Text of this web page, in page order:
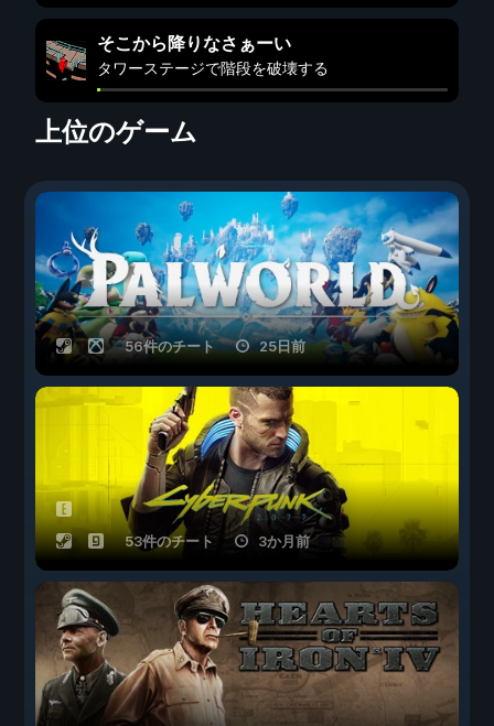
そこから降りなさぁーい
タワーステージで階段を破壊する
上位のゲーム
56件のチート 25日前
53件のチート 3か月前